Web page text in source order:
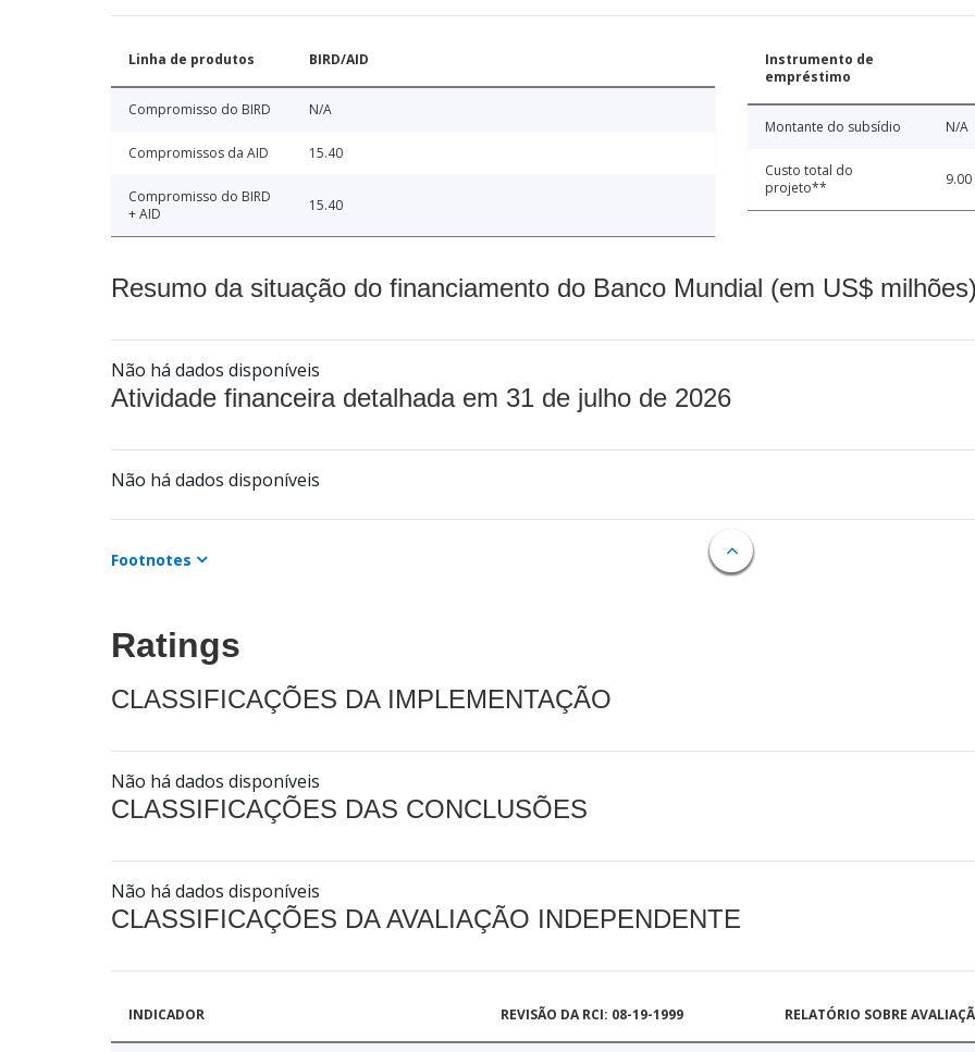
Linha de produtos BIRD/AID
Compromisso do BIRD N/A
Compromissos da AID 15.40
Compromisso do BIRD
+ AID
15.40
Instrumento de
empréstimo
Montante do subsídio N/A
Custo total do
projeto**
9.00
Resumo da situação do financiamento do Banco Mundial (em US$
Não há dados disponíveis
Atividade financeira detalhada em 31 de julho de 2026
Não há dados disponíveis
Footnotes
Ratings
CLASSIFICAÇÕES DA IMPLEMENTAÇÃO
Não há dados disponíveis
CLASSIFICAÇÕES DAS CONCLUSÕES
Não há dados disponíveis
CLASSIFICAÇÕES DA AVALIAÇÃO INDEPENDENTE
INDICADOR REVISÃO DA RCI: 08-19-1999 RELATÓRIO SOBRE